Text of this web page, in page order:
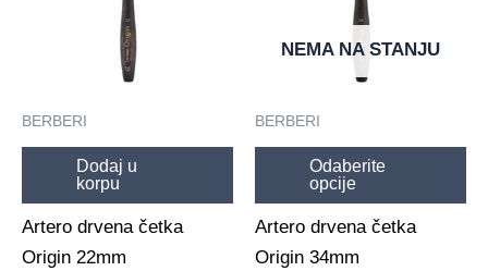
BERBERI
Dodaj u
korpu
Artero drvena četka
Origin 22mm
NEMA NA STANJU
BERBERI
Odaberite
opcije
Opcije
biti
izabrane
stranici
proizvoda.
Artero drvena četka
Origin 34mm